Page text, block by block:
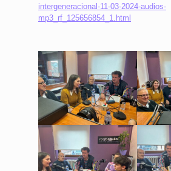
intergeneracional-11-03-2024-audios-
mp3_rf_125656854_1.html